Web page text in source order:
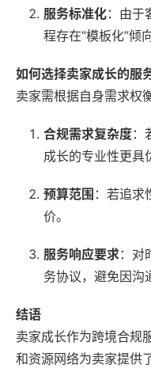
服务标准化：由于
程存在“模板化”倾
如何选择卖家成长的服
卖家需根据自身需求权衡
合规需求复杂度：
成长的专业性更具
预算范围 ：若追求
价。
服务响应要求：对
务协议，避免因沟
结语
卖家成长作为跨境合规
和资源网络为卖家提供